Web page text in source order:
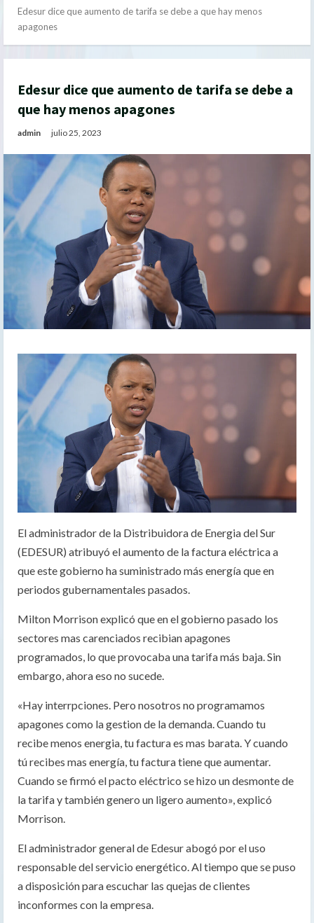
Edesur dice que aumento de tarifa se debe a que hay menos
apagones
Edesur dice que aumento de tarifa se debe a
que hay menos apagones
admin julio 25, 2023
El administrador de la Distribuidora de Energia del Sur
(EDESUR) atribuyó el aumento de la factura eléctrica a
que este gobierno ha suministrado más energía que en
periodos gubernamentales pasados.
Milton Morrison explicó que en el gobierno pasado los
sectores mas carenciados recibian apagones
programados, lo que provocaba una tarifa más baja. Sin
embargo, ahora eso no sucede.
«Hay interrpciones. Pero nosotros no programamos
apagones como la gestion de la demanda. Cuando tu
recibe menos energia, tu factura es mas barata. Y cuando
tú recibes mas energía, tu factura tiene que aumentar.
Cuando se firmó el pacto eléctrico se hizo un desmonte de
la tarifa y también genero un ligero aumento», explicó
Morrison.
El administrador general de Edesur abogó por el uso
responsable del servicio energético. Al tiempo que se puso
a disposición para escuchar las quejas de clientes
inconformes con la empresa.